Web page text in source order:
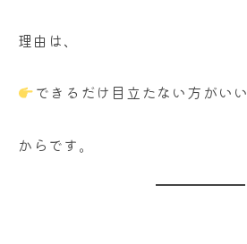
理由は、
できるだけ目立たない方がいい
からです。